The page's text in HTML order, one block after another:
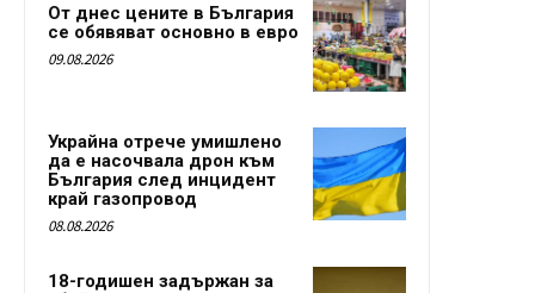
От днес цените в България
се обявяват основно в евро
09.08.2026
Украйна отрече умишлено
да е насочвала дрон към
България след инцидент
край газопровод
08.08.2026
18-годишен задържан за